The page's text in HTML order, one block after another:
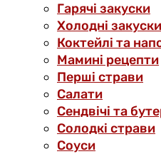
Гарячі закуски
Холодні закуски
Коктейлі та
Мамині рецепти
Перші страви
Салати
Сендвічі та
Солодкі страви
Соуси